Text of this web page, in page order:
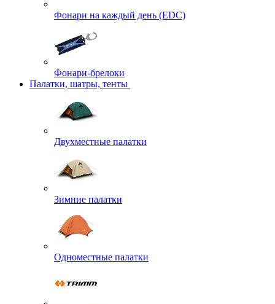
Фонари на каждый день (EDC)
Фонари-брелоки
Палатки, шатры, тенты
Двухместные палатки
Зимние палатки
Одноместные палатки